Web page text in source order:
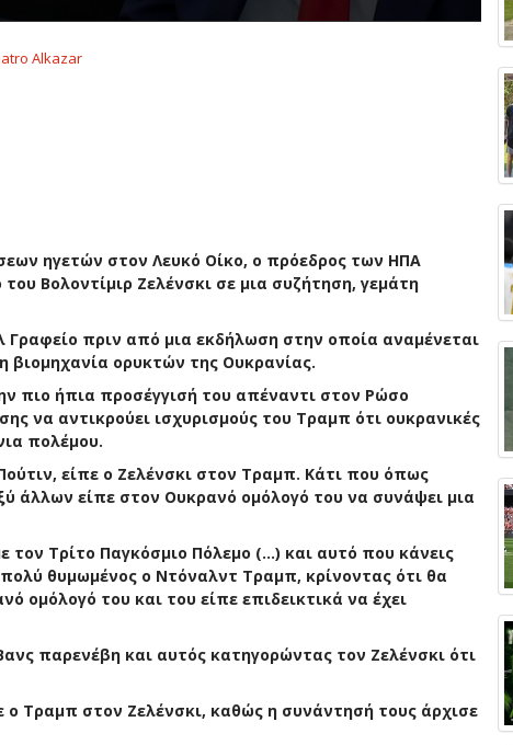
ηγετών στον Λευκό Οίκο, ο πρόεδρος των ΗΠΑ
Βολοντίμιρ Ζελένσκι σε μια συζήτηση, γεμάτη
Γραφείο πριν από μια εκδήλωση στην οποία αναμένεται
ορυκτών της Ουκρανίας.
πιο ήπια προσέγγισή του απέναντι στον Ρώσο
να αντικρούει ισχυρισμούς του Τραμπ ότι ουκρανικές
πολέμου.
είπε ο Ζελένσκι στον Τραμπ. Κάτι που όπως
άλλων είπε στον Ουκρανό ομόλογό του να συνάψει μια
τον Τρίτο Παγκόσμιο Πόλεμο (…) και αυτό που κάνεις
θυμωμένος ο Ντόναλντ Τραμπ, κρίνοντας ότι θα
ομόλογό του και του είπε επιδεικτικά να έχει
παρενέβη και αυτός κατηγορώντας τον Ζελένσκι ότι
ο Τραμπ στον Ζελένσκι, καθώς η συνάντησή τους άρχισε